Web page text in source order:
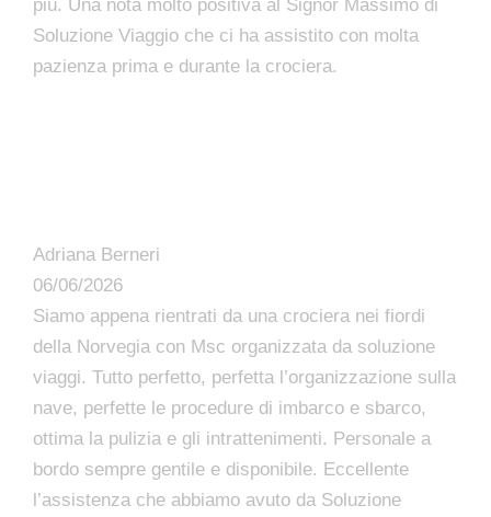
più. Una nota molto positiva al Signor Massimo di
Soluzione Viaggio che ci ha assistito con molta
pazienza prima e durante la crociera.
Adriana Berneri
06/06/2026
Siamo appena rientrati da una crociera nei fiordi
della Norvegia con Msc organizzata da soluzione
viaggi. Tutto perfetto, perfetta l’organizzazione sulla
nave, perfette le procedure di imbarco e sbarco,
ottima la pulizia e gli intrattenimenti. Personale a
bordo sempre gentile e disponibile. Eccellente
l’assistenza che abbiamo avuto da Soluzione